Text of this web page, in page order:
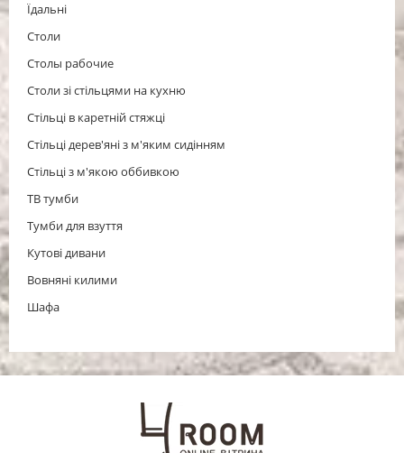
Їдальні
Столи
Столы рабочие
Столи зі стільцями на кухню
Стільці в каретній стяжці
Стільці дерев'яні з м'яким сидінням
Стільці з м'якою оббивкою
ТВ тумби
Тумби для взуття
Кутові дивани
Вовняні килими
Шафа